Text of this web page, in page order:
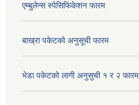
एम्बुलेन्स स्पेसिफिकेशन फारम
बाख्रा पकेटको अनुसूची फारम
भेडा पकेटको लागी अनुसुची १ र २ फारम